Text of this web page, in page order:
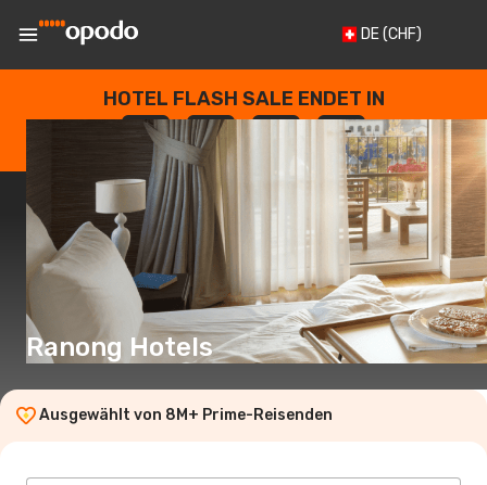
DE(CHF)
HOTEL FLASH SALE ENDET IN
--
TAGE
: --
STUNDEN
: --
SEKUNDEN
Ranong Hotels
Ausgewählt von 8M+ Prime-Reisenden